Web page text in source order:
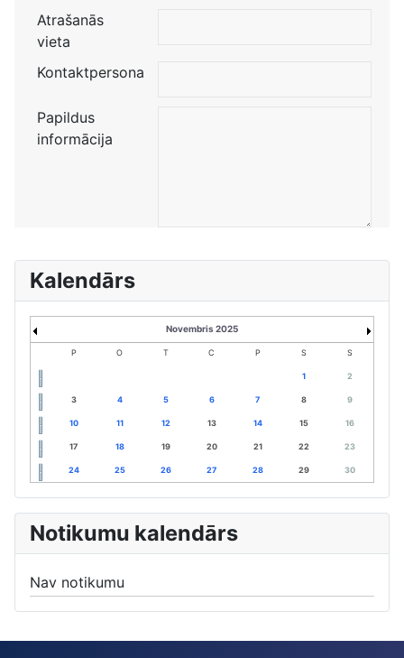
Atrašanās
vieta
Kontaktpersona
Papildus
informācija
Kalendārs
Novembris 2025
P O T C P S S
1 2
3 4 5 6 7 8 9
10 11 12 13 14 15 16
17 18 19 20 21 22 23
24 25 26 27 28 29 30
Notikumu kalendārs
Nav notikumu